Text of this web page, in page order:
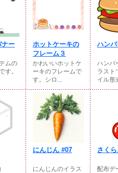
ナー
ムの
す。
ホットケーキの
フレーム３
かわいいホットケ
ーキのフレームで
す。シロ...
ハン
ハンバ
ラスト
イル形
にんじん #07
にんじんのイラス
さく
配布デ